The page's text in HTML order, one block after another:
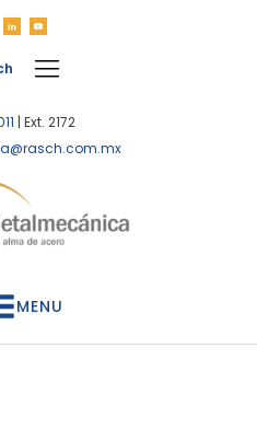
| Ext. 2172
MENU